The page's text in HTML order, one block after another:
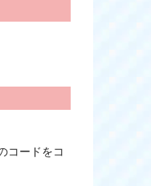
コードをコ